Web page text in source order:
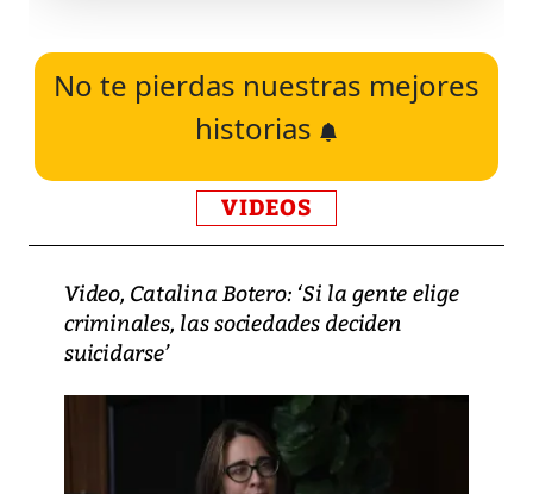
No te pierdas nuestras mejores
historias
VIDEOS
Video, Catalina Botero: ‘Si la gente elige
criminales, las sociedades deciden
suicidarse’